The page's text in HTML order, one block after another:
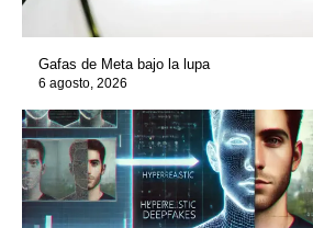
Gafas de Meta bajo la lupa
6 agosto, 2026